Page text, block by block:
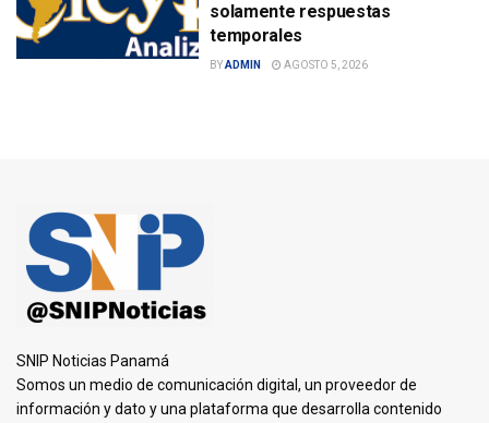
solamente respuestas
temporales
BYADMIN AGOSTO 5, 2026
SNIP Noticias Panamá
Somos un medio de comunicación digital, un proveedor de
información y dato y una plataforma que desarrolla contenido